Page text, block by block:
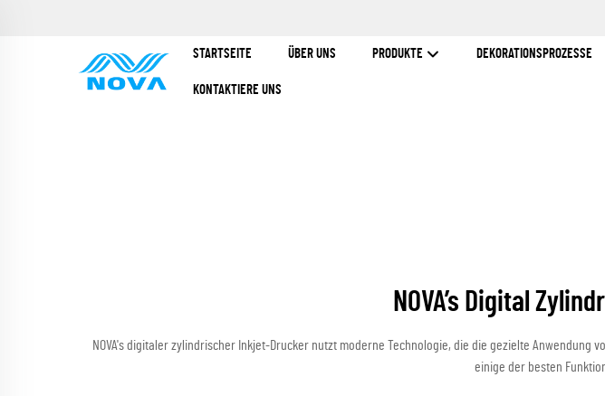
STARTSEITE ÜBER UNS PRODUKTE DEKORATIONSPROZESSE
KONTAKTIERE UNS
NOVA’s Digital
NOVA's digitaler zylindrischer Inkjet-Drucker nutzt moderne Technologie, die die gezielte
einige der besten